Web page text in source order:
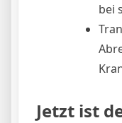
bei
Jetzt ist